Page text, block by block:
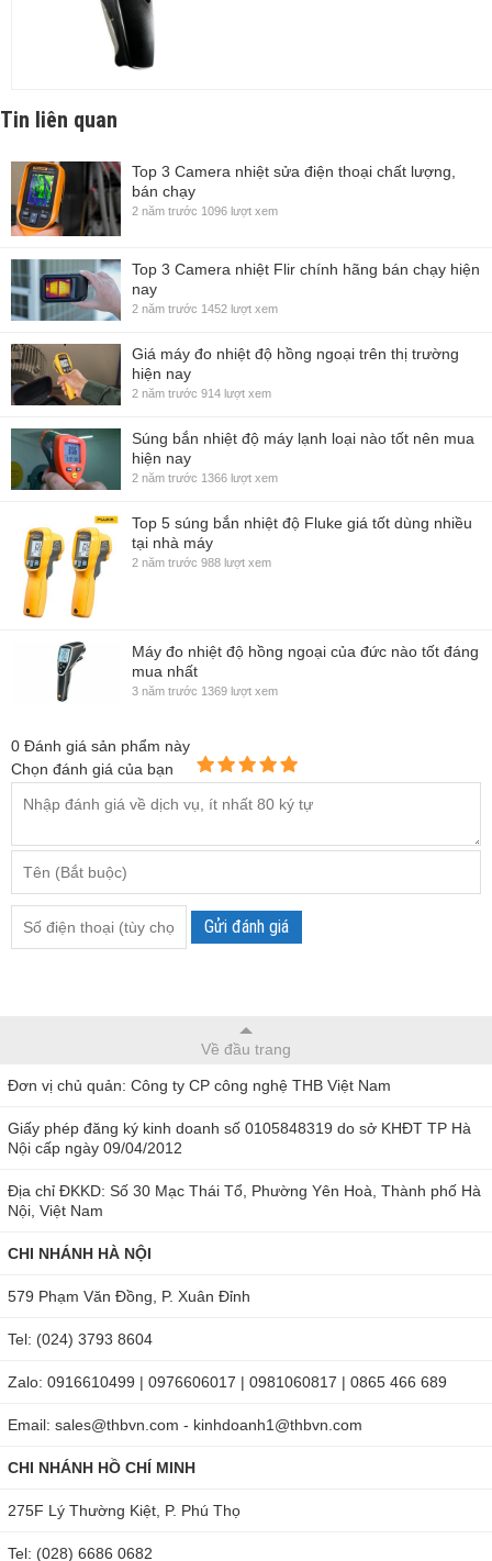
Tin liên quan
Top 3 Camera nhiệt sửa điện thoại chất lượng,
bán chạy
2 năm trước 1096 lượt xem
Top 3 Camera nhiệt Flir chính hãng bán chạy hiện
nay
2 năm trước 1452 lượt xem
Giá máy đo nhiệt độ hồng ngoại trên thị trường
hiện nay
2 năm trước 914 lượt xem
Súng bắn nhiệt độ máy lạnh loại nào tốt nên mua
hiện nay
2 năm trước 1366 lượt xem
Top 5 súng bắn nhiệt độ Fluke giá tốt dùng nhiều
tại nhà máy
2 năm trước 988 lượt xem
Máy đo nhiệt độ hồng ngoại của đức nào tốt đáng
mua nhất
3 năm trước 1369 lượt xem
0 Đánh giá sản phẩm này
Chọn đánh giá của bạn
Gửi đánh giá
Về đầu trang
Đơn vị chủ quản: Công ty CP công nghệ THB Việt Nam
Giấy phép đăng ký kinh doanh số 0105848319 do sở KHĐT TP Hà
Nội cấp ngày 09/04/2012
Địa chỉ ĐKKD: Số 30 Mạc Thái Tổ, Phường Yên Hoà, Thành phố Hà
Nội, Việt Nam
CHI NHÁNH HÀ NỘI
579 Phạm Văn Đồng, P. Xuân Đỉnh
Tel: (024) 3793 8604
Zalo: 0916610499 | 0976606017 | 0981060817 | 0865 466 689
Email: sales@thbvn.com - kinhdoanh1@thbvn.com
CHI NHÁNH HỒ CHÍ MINH
275F Lý Thường Kiệt, P. Phú Thọ
Tel: (028) 6686 0682